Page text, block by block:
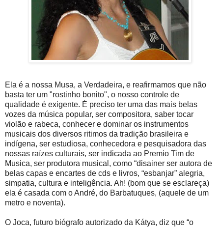
Ela é a nossa Musa, a Verdadeira, e reafirmamos que não
basta ter um "rostinho bonito", o nosso controle de
qualidade é exigente. É preciso ter uma das mais belas
vozes da música popular, ser compositora, saber tocar
violão e rabeca, conhecer e dominar os instrumentos
musicais dos diversos ritimos da tradição brasileira e
indígena, ser estudiosa, conhecedora e pesquisadora das
nossas raízes culturais, ser indicada ao Premio Tim de
Musica, ser produtora musical, como “disainer ser autora de
belas capas e encartes de cds e livros, “esbanjar” alegria,
simpatia, cultura e inteligência. Ah! (bom que se esclareça)
ela é casada com o André, do Barbatuques, (aquele de um
metro e noventa).
O Joca, futuro biógrafo autorizado da Kátya, diz que “o